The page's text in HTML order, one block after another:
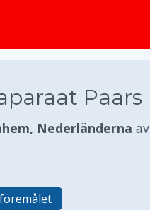
Paars
Nederländerna av